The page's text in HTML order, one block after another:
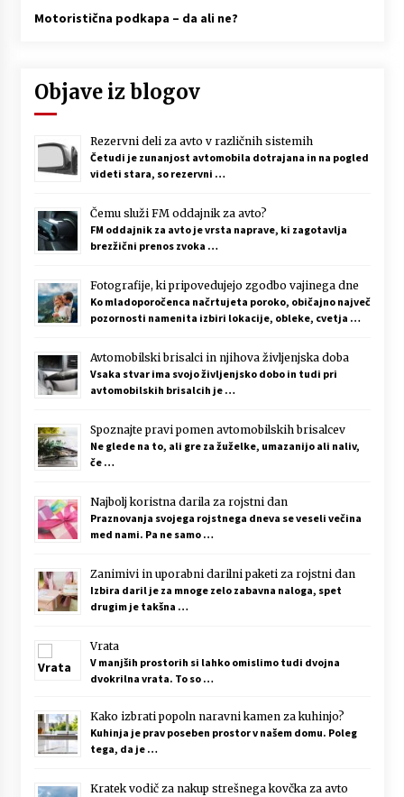
Motoristična podkapa – da ali ne?
Objave iz blogov
Rezervni deli za avto v različnih sistemih
Četudi je zunanjost avtomobila dotrajana in na pogled
videti stara, so rezervni …
Čemu služi FM oddajnik za avto?
FM oddajnik za avto je vrsta naprave, ki zagotavlja
brezžični prenos zvoka …
Fotografije, ki pripovedujejo zgodbo vajinega dne
Ko mladoporočenca načrtujeta poroko, običajno največ
pozornosti namenita izbiri lokacije, obleke, cvetja …
Avtomobilski brisalci in njihova življenjska doba
Vsaka stvar ima svojo življenjsko dobo in tudi pri
avtomobilskih brisalcih je …
Spoznajte pravi pomen avtomobilskih brisalcev
Ne glede na to, ali gre za žuželke, umazanijo ali naliv,
če …
Najbolj koristna darila za rojstni dan
Praznovanja svojega rojstnega dneva se veseli večina
med nami. Pa ne samo …
Zanimivi in uporabni darilni paketi za rojstni dan
Izbira daril je za mnoge zelo zabavna naloga, spet
drugim je takšna …
Vrata
V manjših prostorih si lahko omislimo tudi dvojna
dvokrilna vrata. To so …
Kako izbrati popoln naravni kamen za kuhinjo?
Kuhinja je prav poseben prostor v našem domu. Poleg
tega, da je …
Kratek vodič za nakup strešnega kovčka za avto